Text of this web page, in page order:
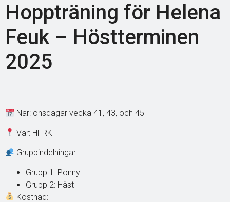
Hoppträning för Helena
Feuk – Höstterminen
2025
När: onsdagar vecka 41, 43, och 45
Var: HFRK
Gruppindelningar:
Grupp 1: Ponny
Grupp 2: Häst
Kostnad: